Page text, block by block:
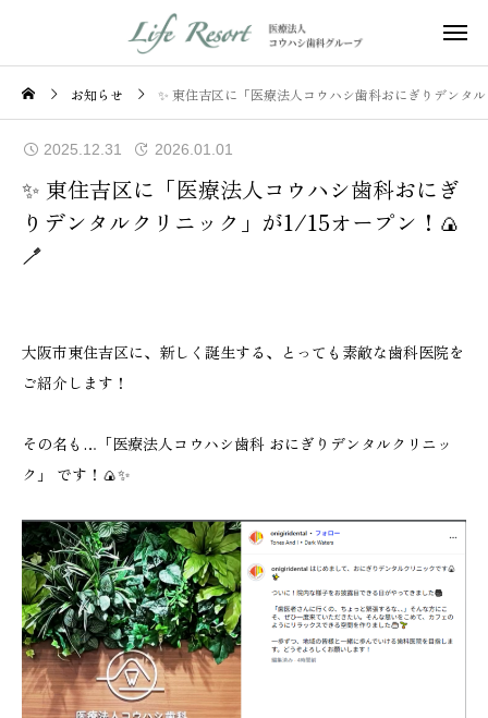
お知らせ ✨ 東住吉区に「医療法人コウハシ歯科おにぎりデンタ
2025.12.31 2026.01.01
✨ 東住吉区に「医療法人コウハシ歯科おにぎ
りデンタルクリニック」が1/15オープン！🍙
🪥
大阪市東住吉区に、新しく誕生する、とっても素敵な歯科医院を
ご紹介します！
その名も…「医療法人コウハシ歯科 おにぎりデンタルクリニッ
ク」 です！🍙✨